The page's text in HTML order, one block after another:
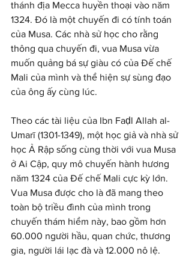
thánh địa Mecca huyền thoại vào năm
1324. Đó là một chuyến đi có tính toán
của Musa. Các nhà sử học cho rằng
thông qua chuyến đi, vua Musa vừa
muốn quảng bá sự giàu có của Đế chế
Mali của mình và thể hiện sự sùng đạo
của ông ấy cùng lúc.
Theo các tài liệu của Ibn Faḍl Allah al-
Umarī (1301-1349), một học giả và nhà sử
học Ả Rập sống cùng thời với vua Musa
ở Ai Cập, quy mô chuyến hành hương
năm 1324 của Đế chế Mali cực kỳ lớn.
Vua Musa được cho là đã mang theo
toàn bộ triều đình của mình trong
chuyến thám hiểm này, bao gồm hơn
60.000 người hầu, quan chức, thương
gia, người lái lạc đà và 12.000 nô lệ.